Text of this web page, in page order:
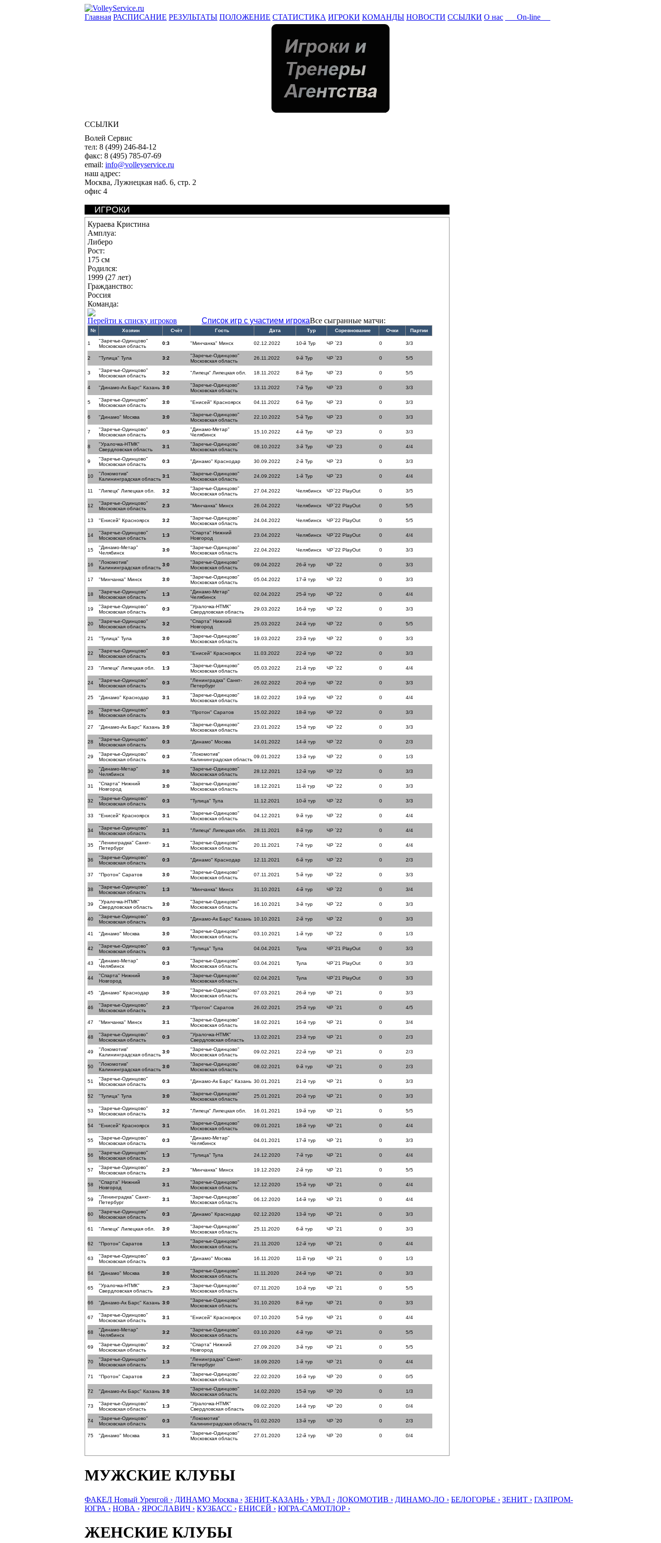
Главная РАСПИСАНИЕ РЕЗУЛЬТАТЫ ПОЛОЖЕНИЕ СТАТИСТИКА ИГРОКИ КОМАНДЫ НОВОСТИ ССЫЛКИ О нас On-line
ССЫЛКИ
Волей Сервис
тел: 8 (499) 246-84-12
факс: 8 (495) 785-07-69
email: info@volleyservice.ru
наш адрес:
Москва, Лужнецкая наб. 6, стр. 2
офис 4
ИГРОКИ
Кураева Кристина
Амплуа:
Либеро
Рост:
175 см
Родился:
1999 (27 лет)
Гражданство:
Россия
Команда:
Перейти к списку игроков
Список игр с участием игрокаВсе сыгранные матчи:
№ Хозяин Счёт Гость Дата Тур Соревнование Очки Партии
1
"Заречье-Одинцово"
Московская область
0:3 "Минчанка" Минск 02.12.2022 10-й Тур ЧР `23 0 3/3
2 "Тулица" Тула 3:2
"Заречье-Одинцово"
Московская область
26.11.2022 9-й Тур ЧР `23 0 5/5
3
"Заречье-Одинцово"
Московская область
3:2 "Липецк" Липецкая обл. 18.11.2022 8-й Тур ЧР `23 0 5/5
4 "Динамо-Ак Барс" Казань 3:0
"Заречье-Одинцово"
Московская область
13.11.2022 7-й Тур ЧР `23 0 3/3
5
"Заречье-Одинцово"
Московская область
3:0 "Енисей" Красноярск 04.11.2022 6-й Тур ЧР `23 0 3/3
6 "Динамо" Москва 3:0
"Заречье-Одинцово"
Московская область
22.10.2022 5-й Тур ЧР `23 0 3/3
7
"Заречье-Одинцово"
Московская область
0:3
"Динамо-Метар"
Челябинск
15.10.2022 4-й Тур ЧР `23 0 3/3
8
"Уралочка-НТМК"
Свердловская область
3:1
"Заречье-Одинцово"
Московская область
08.10.2022 3-й Тур ЧР `23 0 4/4
9
"Заречье-Одинцово"
Московская область
0:3 "Динамо" Краснодар 30.09.2022 2-й Тур ЧР `23 0 3/3
10
"Локомотив"
Калининградская область
3:1
"Заречье-Одинцово"
Московская область
24.09.2022 1-й Тур ЧР `23 0 4/4
11 "Липецк" Липецкая обл. 3:2
"Заречье-Одинцово"
Московская область
27.04.2022 Челябинск ЧР`22 PlayOut 0 3/5
12
"Заречье-Одинцово"
Московская область
2:3 "Минчанка" Минск 26.04.2022 Челябинск ЧР`22 PlayOut 0 5/5
13 "Енисей" Красноярск 3:2
"Заречье-Одинцово"
Московская область
24.04.2022 Челябинск ЧР`22 PlayOut 0 5/5
14
"Заречье-Одинцово"
Московская область
1:3
"Спарта" Нижний
Новгород
23.04.2022 Челябинск ЧР`22 PlayOut 0 4/4
15
"Динамо-Метар"
Челябинск
3:0
"Заречье-Одинцово"
Московская область
22.04.2022 Челябинск ЧР`22 PlayOut 0 3/3
16
"Локомотив"
Калининградская область
3:0
"Заречье-Одинцово"
Московская область
09.04.2022 26-й тур ЧР `22 0 3/3
17 "Минчанка" Минск 3:0
"Заречье-Одинцово"
Московская область
05.04.2022 17-й тур ЧР `22 0 3/3
18
"Заречье-Одинцово"
Московская область
1:3
"Динамо-Метар"
Челябинск
02.04.2022 25-й тур ЧР `22 0 4/4
19
"Заречье-Одинцово"
Московская область
0:3
"Уралочка-НТМК"
Свердловская область
29.03.2022 16-й тур ЧР `22 0 3/3
20
"Заречье-Одинцово"
Московская область
3:2
"Спарта" Нижний
Новгород
25.03.2022 24-й тур ЧР `22 0 5/5
21 "Тулица" Тула 3:0
"Заречье-Одинцово"
Московская область
19.03.2022 23-й тур ЧР `22 0 3/3
22
"Заречье-Одинцово"
Московская область
0:3 "Енисей" Красноярск 11.03.2022 22-й тур ЧР `22 0 3/3
23 "Липецк" Липецкая обл. 1:3
"Заречье-Одинцово"
Московская область
05.03.2022 21-й тур ЧР `22 0 4/4
24
"Заречье-Одинцово"
Московская область
0:3
"Ленинградка" Санкт-
Петербург
26.02.2022 20-й тур ЧР `22 0 3/3
25 "Динамо" Краснодар 3:1
"Заречье-Одинцово"
Московская область
18.02.2022 19-й тур ЧР `22 0 4/4
26
"Заречье-Одинцово"
Московская область
0:3 "Протон" Саратов 15.02.2022 18-й тур ЧР `22 0 3/3
27 "Динамо-Ак Барс" Казань 3:0
"Заречье-Одинцово"
Московская область
23.01.2022 15-й тур ЧР `22 0 3/3
28
"Заречье-Одинцово"
Московская область
0:3 "Динамо" Москва 14.01.2022 14-й тур ЧР `22 0 2/3
29
"Заречье-Одинцово"
Московская область
0:3
"Локомотив"
Калининградская область
09.01.2022 13-й тур ЧР `22 0 1/3
30
"Динамо-Метар"
Челябинск
3:0
"Заречье-Одинцово"
Московская область
28.12.2021 12-й тур ЧР `22 0 3/3
31
"Спарта" Нижний
Новгород
3:0
"Заречье-Одинцово"
Московская область
18.12.2021 11-й тур ЧР `22 0 3/3
32
"Заречье-Одинцово"
Московская область
0:3 "Тулица" Тула 11.12.2021 10-й тур ЧР `22 0 3/3
33 "Енисей" Красноярск 3:1
"Заречье-Одинцово"
Московская область
04.12.2021 9-й тур ЧР `22 0 4/4
34
"Заречье-Одинцово"
Московская область
3:1 "Липецк" Липецкая обл. 28.11.2021 8-й тур ЧР `22 0 4/4
35
"Ленинградка" Санкт-
Петербург
3:1
"Заречье-Одинцово"
Московская область
20.11.2021 7-й тур ЧР `22 0 4/4
36
"Заречье-Одинцово"
Московская область
0:3 "Динамо" Краснодар 12.11.2021 6-й тур ЧР `22 0 2/3
37 "Протон" Саратов 3:0
"Заречье-Одинцово"
Московская область
07.11.2021 5-й тур ЧР `22 0 3/3
38
"Заречье-Одинцово"
Московская область
1:3 "Минчанка" Минск 31.10.2021 4-й тур ЧР `22 0 3/4
39
"Уралочка-НТМК"
Свердловская область
3:0
"Заречье-Одинцово"
Московская область
16.10.2021 3-й тур ЧР `22 0 3/3
40
"Заречье-Одинцово"
Московская область
0:3 "Динамо-Ак Барс" Казань 10.10.2021 2-й тур ЧР `22 0 3/3
41 "Динамо" Москва 3:0
"Заречье-Одинцово"
Московская область
03.10.2021 1-й тур ЧР `22 0 1/3
42
"Заречье-Одинцово"
Московская область
0:3 "Тулица" Тула 04.04.2021 Тула ЧР`21 PlayOut 0 3/3
43
"Динамо-Метар"
Челябинск
0:3
"Заречье-Одинцово"
Московская область
03.04.2021 Тула ЧР`21 PlayOut 0 3/3
44
"Спарта" Нижний
Новгород
3:0
"Заречье-Одинцово"
Московская область
02.04.2021 Тула ЧР`21 PlayOut 0 3/3
45 "Динамо" Краснодар 3:0
"Заречье-Одинцово"
Московская область
07.03.2021 26-й тур ЧР `21 0 3/3
46
"Заречье-Одинцово"
Московская область
2:3 "Протон" Саратов 26.02.2021 25-й тур ЧР `21 0 4/5
47 "Минчанка" Минск 3:1
"Заречье-Одинцово"
Московская область
18.02.2021 16-й тур ЧР `21 0 3/4
48
"Заречье-Одинцово"
Московская область
0:3
"Уралочка-НТМК"
Свердловская область
13.02.2021 23-й тур ЧР `21 0 2/3
49
"Локомотив"
Калининградская область
3:0
"Заречье-Одинцово"
Московская область
09.02.2021 22-й тур ЧР `21 0 2/3
50
"Локомотив"
Калининградская область
3:0
"Заречье-Одинцово"
Московская область
08.02.2021 9-й тур ЧР `21 0 2/3
51
"Заречье-Одинцово"
Московская область
0:3 "Динамо-Ак Барс" Казань 30.01.2021 21-й тур ЧР `21 0 3/3
52 "Тулица" Тула 3:0
"Заречье-Одинцово"
Московская область
25.01.2021 20-й тур ЧР `21 0 3/3
53
"Заречье-Одинцово"
Московская область
3:2 "Липецк" Липецкая обл. 16.01.2021 19-й тур ЧР `21 0 5/5
54 "Енисей" Красноярск 3:1
"Заречье-Одинцово"
Московская область
09.01.2021 18-й тур ЧР `21 0 4/4
55
"Заречье-Одинцово"
Московская область
0:3
"Динамо-Метар"
Челябинск
04.01.2021 17-й тур ЧР `21 0 3/3
56
"Заречье-Одинцово"
Московская область
1:3 "Тулица" Тула 24.12.2020 7-й тур ЧР `21 0 4/4
57
"Заречье-Одинцово"
Московская область
2:3 "Минчанка" Минск 19.12.2020 2-й тур ЧР `21 0 5/5
58
"Спарта" Нижний
Новгород
3:1
"Заречье-Одинцово"
Московская область
12.12.2020 15-й тур ЧР `21 0 4/4
59
"Ленинградка" Санкт-
Петербург
3:1
"Заречье-Одинцово"
Московская область
06.12.2020 14-й тур ЧР `21 0 4/4
60
"Заречье-Одинцово"
Московская область
0:3 "Динамо" Краснодар 02.12.2020 13-й тур ЧР `21 0 3/3
61 "Липецк" Липецкая обл. 3:0
"Заречье-Одинцово"
Московская область
25.11.2020 6-й тур ЧР `21 0 3/3
62 "Протон" Саратов 1:3
"Заречье-Одинцово"
Московская область
21.11.2020 12-й тур ЧР `21 0 4/4
63
"Заречье-Одинцово"
Московская область
0:3 "Динамо" Москва 16.11.2020 11-й тур ЧР `21 0 1/3
64 "Динамо" Москва 3:0
"Заречье-Одинцово"
Московская область
11.11.2020 24-й тур ЧР `21 0 3/3
65
"Уралочка-НТМК"
Свердловская область
2:3
"Заречье-Одинцово"
Московская область
07.11.2020 10-й тур ЧР `21 0 5/5
66 "Динамо-Ак Барс" Казань 3:0
"Заречье-Одинцово"
Московская область
31.10.2020 8-й тур ЧР `21 0 3/3
67
"Заречье-Одинцово"
Московская область
3:1 "Енисей" Красноярск 07.10.2020 5-й тур ЧР `21 0 4/4
68
"Динамо-Метар"
Челябинск
3:2
"Заречье-Одинцово"
Московская область
03.10.2020 4-й тур ЧР `21 0 5/5
69
"Заречье-Одинцово"
Московская область
3:2
"Спарта" Нижний
Новгород
27.09.2020 3-й тур ЧР `21 0 5/5
70
"Заречье-Одинцово"
Московская область
1:3
"Ленинградка" Санкт-
Петербург
18.09.2020 1-й тур ЧР `21 0 4/4
71 "Протон" Саратов 2:3
"Заречье-Одинцово"
Московская область
22.02.2020 16-й тур ЧР `20 0 0/5
72 "Динамо-Ак Барс" Казань 3:0
"Заречье-Одинцово"
Московская область
14.02.2020 15-й тур ЧР `20 0 1/3
73
"Заречье-Одинцово"
Московская область
1:3
"Уралочка-НТМК"
Свердловская область
09.02.2020 14-й тур ЧР `20 0 0/4
74
"Заречье-Одинцово"
Московская область
0:3
"Локомотив"
Калининградская область
01.02.2020 13-й тур ЧР `20 0 2/3
75 "Динамо" Москва 3:1
"Заречье-Одинцово"
Московская область
27.01.2020 12-й тур ЧР `20 0 0/4
МУЖСКИЕ КЛУБЫ
ФАКЕЛ Новый Уренгой › ДИНАМО Москва › ЗЕНИТ-КАЗАНЬ › УРАЛ › ЛОКОМОТИВ › ДИНАМО-ЛО › БЕЛОГОРЬЕ › ЗЕНИТ › ГАЗПРОМ-
ЮГРА › НОВА › ЯРОСЛАВИЧ › КУЗБАСС › ЕНИСЕЙ › ЮГРА-САМОТЛОР ›
ЖЕНСКИЕ КЛУБЫ